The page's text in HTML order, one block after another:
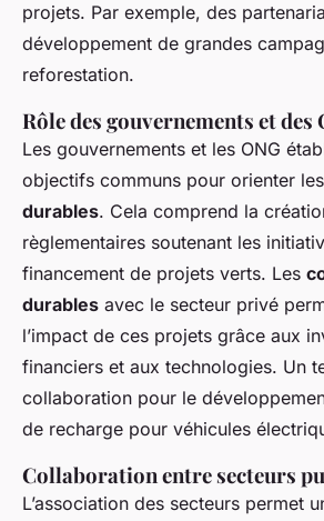
projets. Par exemple, des
développement de grandes
reforestation.
Rôle des gouvernements et des
Les gouvernements et les ONG
objectifs communs pour orienter les
durables. Cela comprend la
règlementaires soutenant les
financement de projets verts. Les
durables avec le secteur privé
l’impact de ces projets grâce aux
financiers et aux technologies. Un
collaboration pour le
de recharge pour véhicules
Collaboration entre secteurs
L’association des secteurs permet